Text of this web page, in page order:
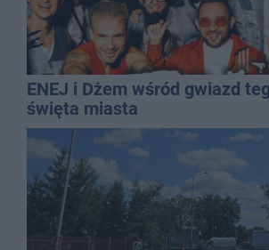
ENEJ i Dżem wśród gwiazd
święta miasta